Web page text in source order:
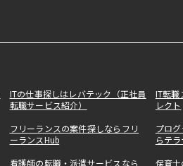
ITの仕事探しはレバテック（正社員
転職サービス紹介）
IT転
レクト
フリーランスの案件探しならフリ
ーランスHub
プロ
らテ
看護師の転職・派遣サービスなら 保育